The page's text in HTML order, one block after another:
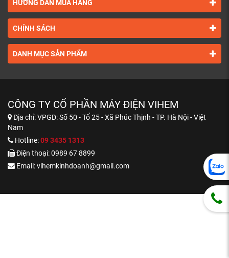
HƯỚNG DẪN MUA HÀNG
CHÍNH SÁCH
DANH MỤC SẢN PHẨM
CÔNG TY CỔ PHẦN MÁY ĐIỆN VIHEM
Địa chỉ:VPGD: Số 50 - Tổ 25 - Xã Phúc Thịnh - TP. Hà Nội - Việt
Nam
Hotline:09 3435 1313
Điện thoại:0989 67 8899
Email:vihemkinhdoanh@gmail.com